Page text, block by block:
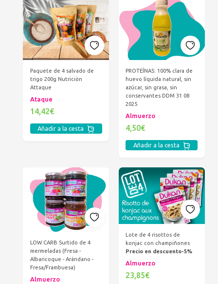
Paquete de 4 salvado de
trigo 200g Nutrición
Attaque
Ataque
14,42€
Añadir a la cesta
PROTEÍNAS: 100% clara de
huevo líquida natural, sin
azúcar, sin grasa, sin
conservantes DDM 31 08
2025
Almuerzo
4,50€
Añadir a la cesta
LOW CARB Surtido de 4
mermeladas (Fresa -
Albaricoque - Arándano -
Fresa/Frambuesa)
Almuerzo
Lote de 4 risottos de
konjac con champiñones
Precio en descuento-5%
Almuerzo
23,85€